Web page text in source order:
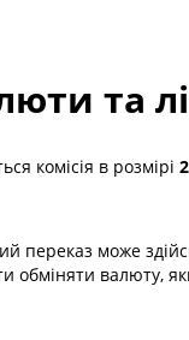
та
комісія в розмірі
переказ може
валюту,